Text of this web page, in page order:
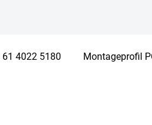
61 4022 5180 Montageprofil